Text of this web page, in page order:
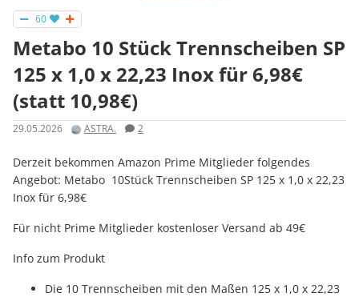
60
Metabo 10 Stück Trennscheiben SP
125 x 1,0 x 22,23 Inox für 6,98€
(statt 10,98€)
29.05.2026 ASTRA. 2
Derzeit bekommen Amazon Prime Mitglieder folgendes
Angebot: Metabo 10Stück Trennscheiben SP 125 x 1,0 x 22,23
Inox für 6,98€
Für nicht Prime Mitglieder kostenloser Versand ab 49€
Info zum Produkt
Die 10 Trennscheiben mit den Maßen 125 x 1,0 x 22,23